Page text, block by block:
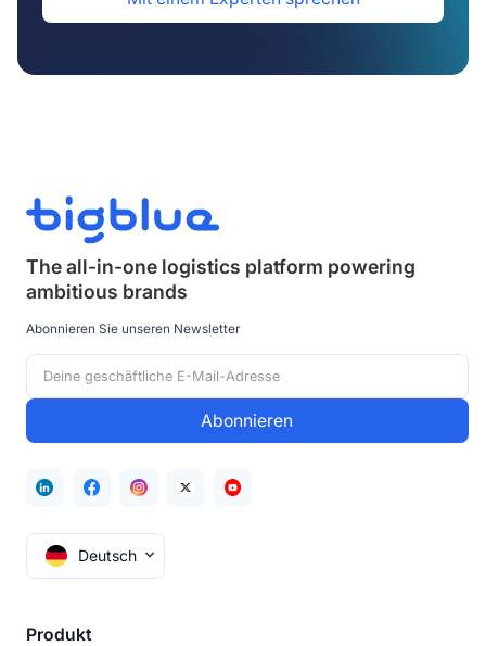
The all-in-one logistics platform powering
ambitious brands
Abonnieren Sie unseren Newsletter
Deutsch
Produkt